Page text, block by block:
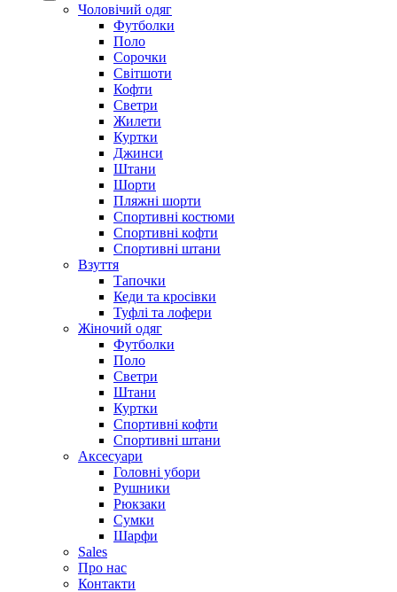
Чоловічий одяг
Футболки
Поло
Сорочки
Світшоти
Кофти
Светри
Жилети
Куртки
Джинси
Штани
Шорти
Пляжні шорти
Спортивні костюми
Спортивні кофти
Спортивні штани
Взуття
Тапочки
Кеди та кросівки
Туфлі та лофери
Жіночий одяг
Футболки
Поло
Светри
Штани
Куртки
Cпортивні кофти
Спортивні штани
Аксесуари
Головні убори
Рушники
Рюкзаки
Сумки
Шарфи
Sales
Про нас
Контакти